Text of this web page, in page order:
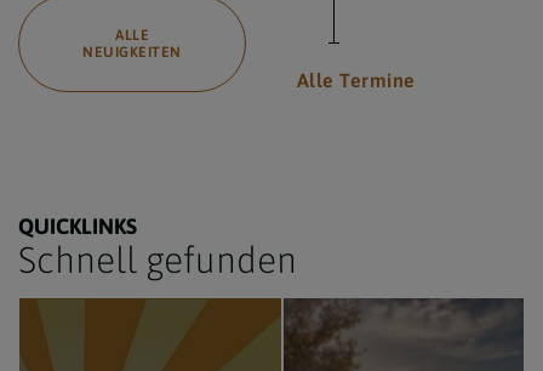
ALLE
NEUIGKEITEN
Alle Termine
QUICKLINKS
Schnell gefunden